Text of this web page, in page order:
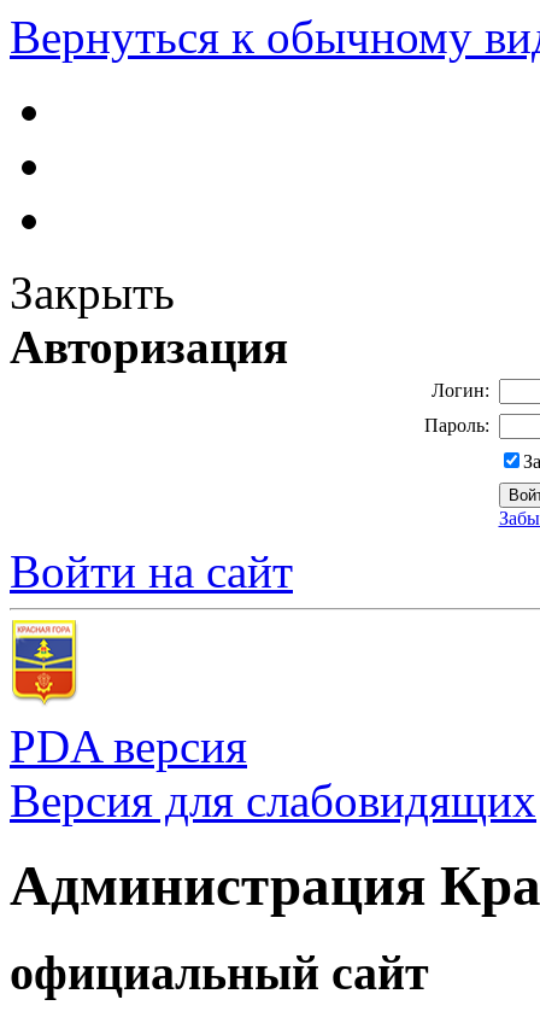
Вернуться к обычному
Закрыть
Авторизация
Логин:
Пароль:
Войти на сайт
PDA версия
Версия для слабовидящих
Администрация
официальный сайт